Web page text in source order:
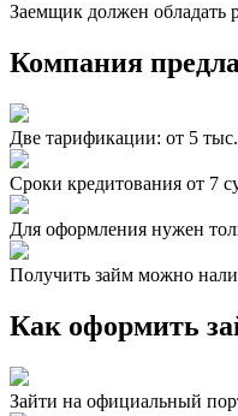
Заемщик должен
Компания
Две тарификации: от 5
Сроки кредитования от 7
Для оформления нужен
Получить займ можно
Как оформить
Зайти на официальный